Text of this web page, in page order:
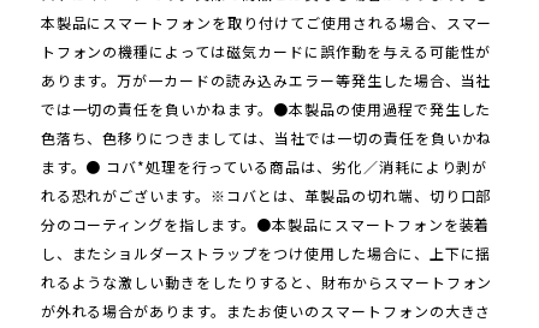
本製品にスマートフォンを取り付けてご使用される場合、スマー
トフォンの機種によっては磁気カードに誤作動を与える可能性が
あります。万が一カードの読み込みエラー等発生した場合、当社
では一切の責任を負いかねます。●本製品の使用過程で発生した
色落ち、色移りにつきましては、当社では一切の責任を負いかね
ます。● コバ*処理を行っている商品は、劣化／消耗により剥が
れる恐れがございます。※コバとは、革製品の切れ端、切り口部
分のコーティングを指します。●本製品にスマートフォンを装着
し、またショルダーストラップをつけ使用した場合に、上下に揺
れるような激しい動きをしたりすると、財布からスマートフォン
が外れる場合があります。またお使いのスマートフォンの大きさ